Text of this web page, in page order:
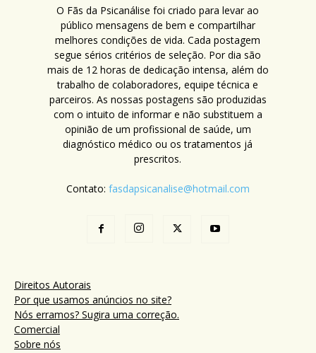
O Fãs da Psicanálise foi criado para levar ao
público mensagens de bem e compartilhar
melhores condições de vida. Cada postagem
segue sérios critérios de seleção. Por dia são
mais de 12 horas de dedicação intensa, além do
trabalho de colaboradores, equipe técnica e
parceiros. As nossas postagens são produzidas
com o intuito de informar e não substituem a
opinião de um profissional de saúde, um
diagnóstico médico ou os tratamentos já
prescritos.
Contato: fasdapsicanalise@hotmail.com
Direitos Autorais
Por que usamos anúncios no site?
Nós erramos? Sugira uma correção.
Comercial
Sobre nós